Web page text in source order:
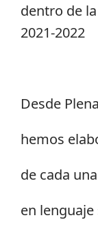
dentro de
2021-2022
Desde
hemos
de cada
en